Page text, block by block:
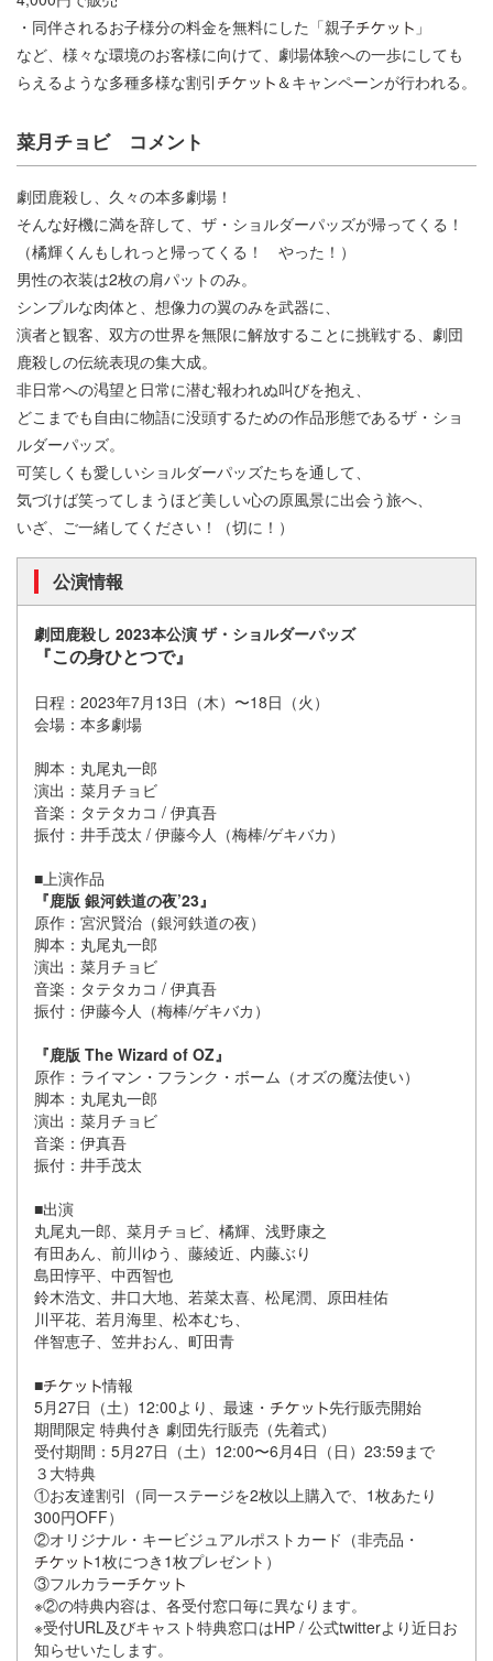
・同伴されるお子様分の料金を無料にした「親子
」
など、様々な環境のお客様に向けて、劇場体験への一歩にしても
らえるような多種多様な割引
＆キャンペーンが行われる。
菜月チョビ コメント
劇団鹿殺し、久々の本多劇場！
そんな好機に満を辞して、ザ・ショルダーパッズが帰ってくる！
（橘輝くんもしれっと帰ってくる！ やった！）
男性の衣装は2枚の肩パットのみ。
シンプルな肉体と、想像力の翼のみを武器に、
演者と観客、双方の世界を無限に解放することに挑戦する、劇団
鹿殺しの伝統表現の集大成。
非日常への渇望と日常に潜む報われぬ叫びを抱え、
どこまでも自由に物語に没頭するための作品形態であるザ・ショ
ルダーパッズ。
可笑しくも愛しいショルダーパッズたちを通して、
気づけば笑ってしまうほど美しい心の原風景に出会う旅へ、
いざ、ご一緒してください！（切に！）
公演情報
劇団鹿殺し 2023本公演 ザ・ショルダーパッズ
『この身ひとつで』
日程：2023年7月13日（木）〜18日（火）
会場：本多劇場
脚本：丸尾丸一郎
演出：菜月チョビ
音楽：タテタカコ / 伊真吾
振付：井手茂太 / 伊藤今人（梅棒/ゲキバカ）
■上演作品
『鹿版 銀河鉄道の夜’23』
原作：宮沢賢治（銀河鉄道の夜）
脚本：丸尾丸一郎
演出：菜月チョビ
音楽：タテタカコ / 伊真吾
振付：伊藤今人（梅棒/ゲキバカ）
『鹿版 The Wizard of OZ』
原作：ライマン・フランク・ボーム（オズの魔法使い）
脚本：丸尾丸一郎
演出：菜月チョビ
音楽：伊真吾
振付：井手茂太
■出演
丸尾丸一郎、菜月チョビ、橘輝、浅野康之
有田あん、前川ゆう、藤綾近、内藤ぶり
島田惇平、中西智也
鈴木浩文、井口大地、若菜太喜、松尾潤、原田桂佑
川平花、若月海里、松本むち、
伴智恵子、笠井おん、町田青
■
情報
5月27日（土）12:00より、最速・
先行販売開始
期間限定 特典付き 劇団先行販売（先着式）
受付期間：5月27日（土）12:00〜6月4日（日）23:59まで
３大特典
①お友達割引（同一ステージを2枚以上購入で、1枚あたり
300円OFF）
②オリジナル・キービジュアルポストカード（非売品・
1枚につき1枚プレゼント）
③フルカラー
※②の特典内容は、各受付窓口毎に異なります。
※受付URL及びキャスト特典窓口はHP / 公式twitterより近日お
知らせいたします。